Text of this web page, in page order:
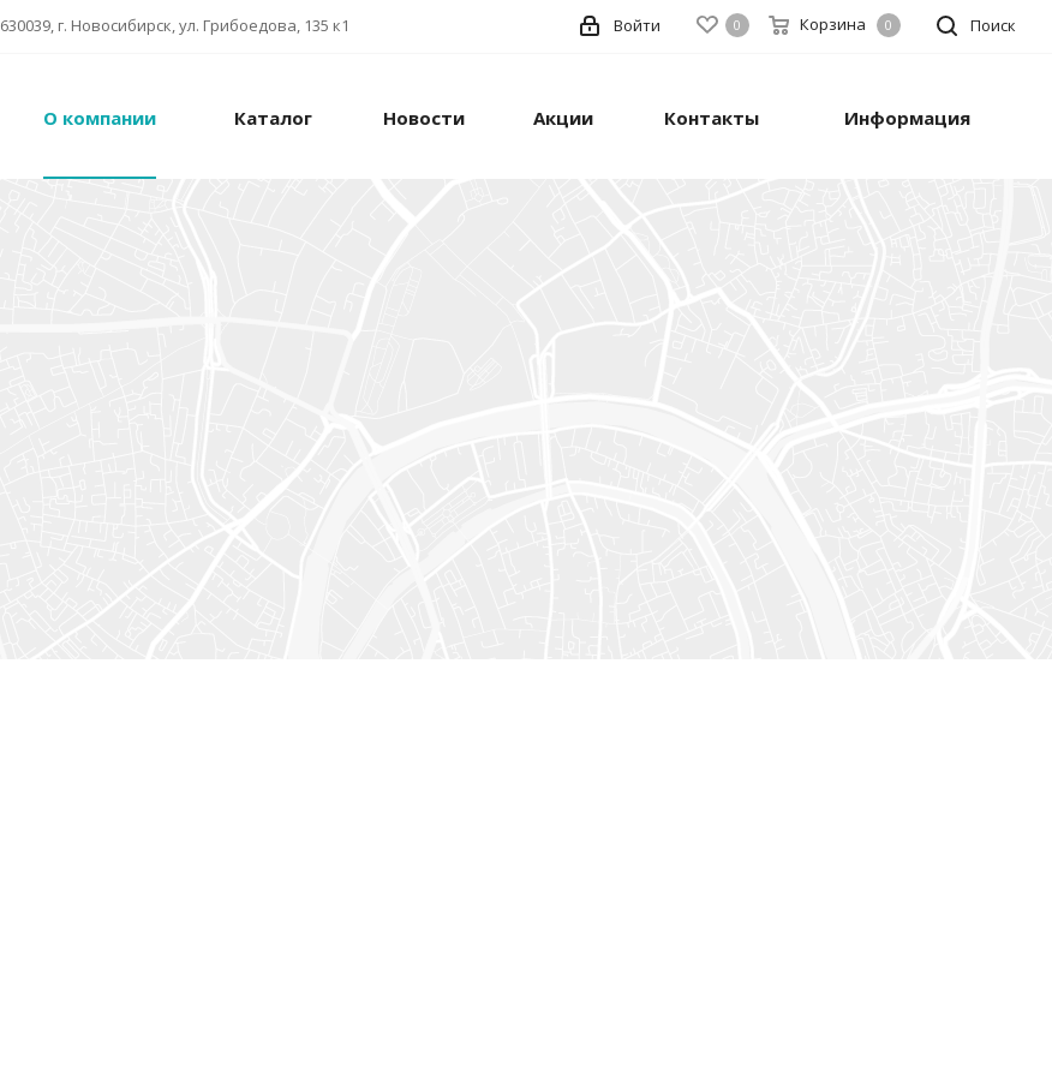
630039, г. Новосибирск, ул. Грибоедова, 135 к1 Поиск
0 Корзина 0
Войти
О компании Каталог Новости Акции Контакты Информация